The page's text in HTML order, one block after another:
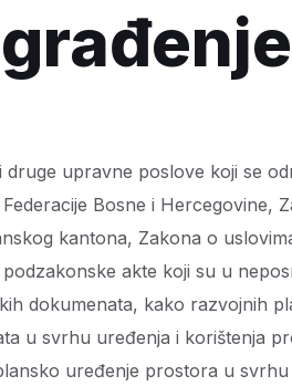
upravne poslove koji se
Bosne i Hercegovine,
kantona, Zakona o
akte koji su u
dokumenata, kako razvojnih
u svrhu uređenja i korištenja
uređenje prostora u